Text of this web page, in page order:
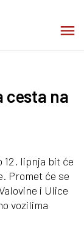
cesta na
12. lipnja bit će
Promet će se
i Ulice
vozilima